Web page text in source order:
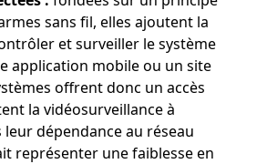
sans fil, elles ajoutent la
et surveiller le système
application mobile ou un site
offrent donc un accès
la vidéosurveillance à
leur dépendance au réseau
représenter une faiblesse en